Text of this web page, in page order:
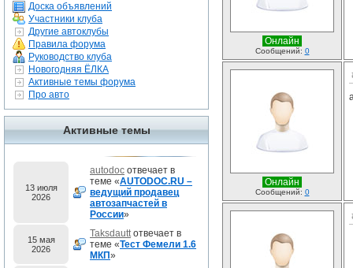
Доска объявлений
Участники клуба
Другие автоклубы
Правила форума
Руководство клуба
Новогодняя ЁЛКА
Активные темы форума
Про авто
Активные темы
13 июля
2026
autodoc отвечает в
теме «AUTODOC.RU –
ведущий продавец
автозапчастей в
России»
15 мая
2026
Taksdauttотвечает в
теме «Тест Фемели 1.6
МКП»
Онлайн
Сообщений: 0
Онлайн
Сообщений: 0